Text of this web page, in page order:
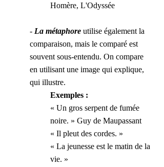
Homère, L'Odyssée
- La métaphore utilise également la
comparaison, mais le comparé est
souvent sous-entendu. On compare
en utilisant une image qui explique,
qui illustre.
Exemples :
« Un gros serpent de fumée
noire. » Guy de Maupassant
« Il pleut des cordes. »
« La jeunesse est le matin de la
vie. »